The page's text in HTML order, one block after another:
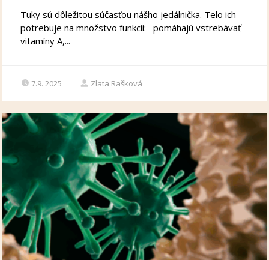
Tuky sú dôležitou súčasťou nášho jedálnička. Telo ich
potrebuje na množstvo funkcií:– pomáhajú vstrebávať
vitamíny A,...
7.9. 2025 Zlata Rašková